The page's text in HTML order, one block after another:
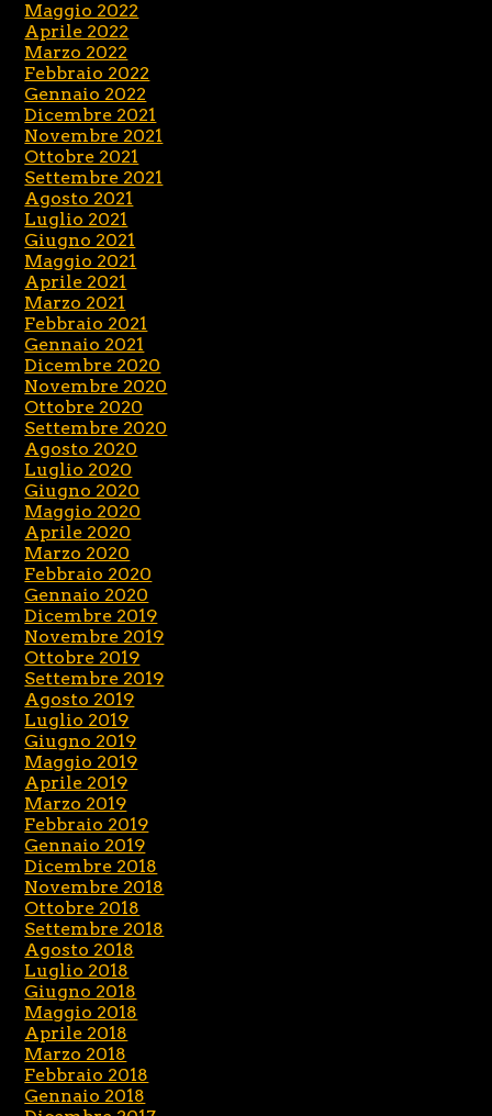
Maggio 2022
Aprile 2022
Marzo 2022
Febbraio 2022
Gennaio 2022
Dicembre 2021
Novembre 2021
Ottobre 2021
Settembre 2021
Agosto 2021
Luglio 2021
Giugno 2021
Maggio 2021
Aprile 2021
Marzo 2021
Febbraio 2021
Gennaio 2021
Dicembre 2020
Novembre 2020
Ottobre 2020
Settembre 2020
Agosto 2020
Luglio 2020
Giugno 2020
Maggio 2020
Aprile 2020
Marzo 2020
Febbraio 2020
Gennaio 2020
Dicembre 2019
Novembre 2019
Ottobre 2019
Settembre 2019
Agosto 2019
Luglio 2019
Giugno 2019
Maggio 2019
Aprile 2019
Marzo 2019
Febbraio 2019
Gennaio 2019
Dicembre 2018
Novembre 2018
Ottobre 2018
Settembre 2018
Agosto 2018
Luglio 2018
Giugno 2018
Maggio 2018
Aprile 2018
Marzo 2018
Febbraio 2018
Gennaio 2018